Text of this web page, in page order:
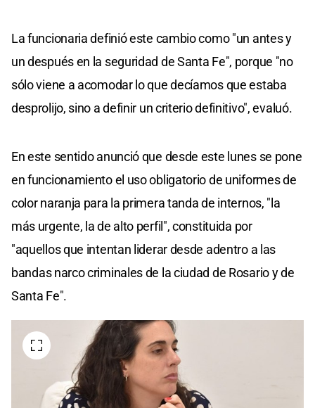
La funcionaria definió este cambio como "un antes y
un después en la seguridad de Santa Fe", porque "no
sólo viene a acomodar lo que decíamos que estaba
desprolijo, sino a definir un criterio definitivo", evaluó.
En este sentido anunció que desde este lunes se pone
en funcionamiento el uso obligatorio de uniformes de
color naranja para la primera tanda de internos, "la
más urgente, la de alto perfil", constituida por
"aquellos que intentan liderar desde adentro a las
bandas narco criminales de la ciudad de Rosario y de
Santa Fe".